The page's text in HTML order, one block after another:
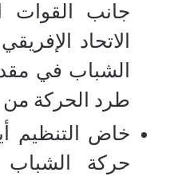
جانب القوات
الاتحاد
الشباب في
طرد الحركة من
خاض التنظيم
حركة الشباب